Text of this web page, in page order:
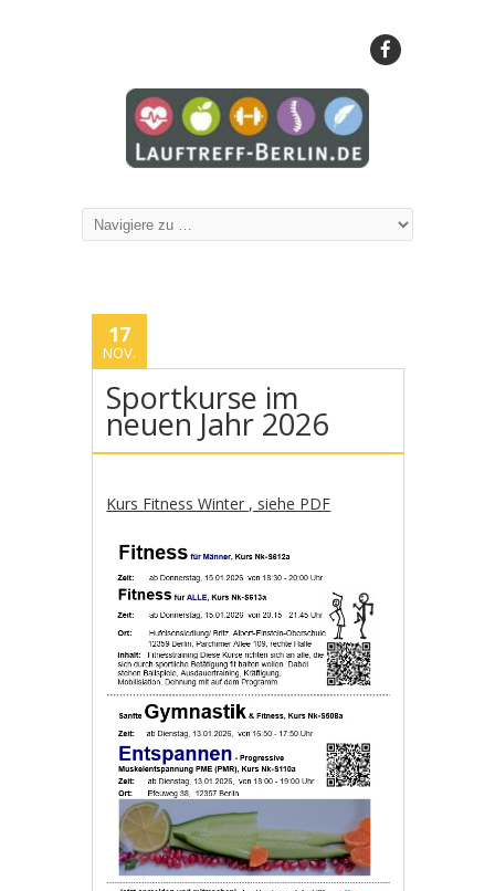
17
NOV.
Sportkurse im
neuen Jahr 2026
Kurs Fitness Winter , siehe PDF